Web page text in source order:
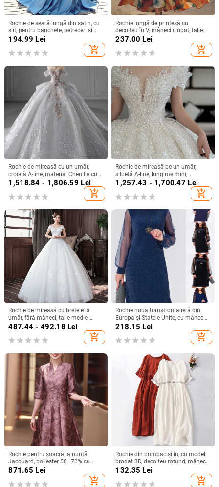
Rochie de seară lungă din satin, cu
slit, pentru banchete, petreceri și
evenimente formale
194.99 Lei
add_shopping_cart
Rochie lungă de prințesă cu
decolteu în V, mâneci clopot, talie
înaltă, imprimeu geometric,
237.00 Lei
add_shopping_cart
Rochie de mireasă cu un umăr,
croială A-line, material Chenille cu
Spandex, talie înaltă
1,518.84 - 1,806.59 Lei
add_shopping_cart
Rochie de mireasă pe un umăr,
siluetă A-line, lungime mini,
țesătură chenille cu spandex,
primăvara 2024
1,257.43 - 1,700.47 Lei
add_shopping_cart
Rochie de mireasă cu bretele la
umăr, fără mâneci, talie medie,
fustă tutu, mătase Mulberry și
487.44 - 492.18 Lei
add_shopping_cart
Rochie nouă transfrontalieră din
Europa și Statele Unite, cu mânecă
lungă, plasă, cusături argintii, cu
guler rotund, industrie grea, fustă
elegantă de calitate la modă
218.15 Lei
add_shopping_cart
Rochie pentru soacră la nuntă,
Jacquard, poliester 50–70% cu
spandex <30%, lungime midi,
primăvara 2025, stil socialite
871.65 Lei
add_shopping_cart
Rochie din bumbac și in, cu model
brodat 3D, decolteu rotund, mâneci
scurte, talie lejeră, croială în linie A,
132.35 Lei
add_shopping_cart